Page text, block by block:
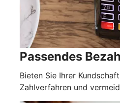
Passendes
Bieten Sie Ihrer
Zahlverfahren und